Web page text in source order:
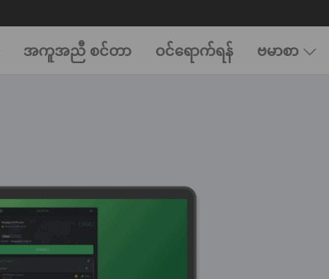
အကူအညီ စင်တာ ဝင်ရောက်ရန် ဗမာစာ